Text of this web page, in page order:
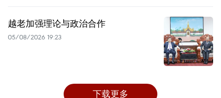
越老加强理论与政治合作
05/08/2026 19:23
下载更多